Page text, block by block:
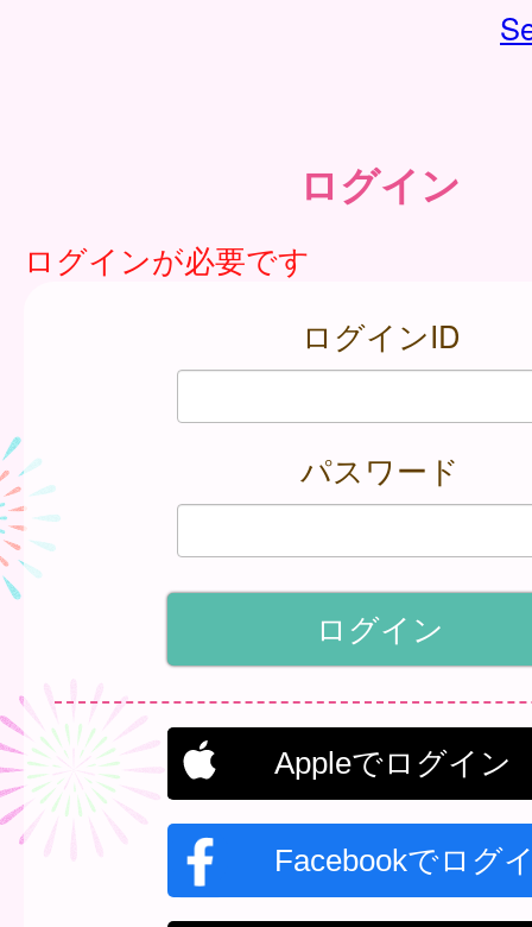
ログイン
ログインが必要です
ログインID
パスワード
Appleでログイン
Facebookでログ